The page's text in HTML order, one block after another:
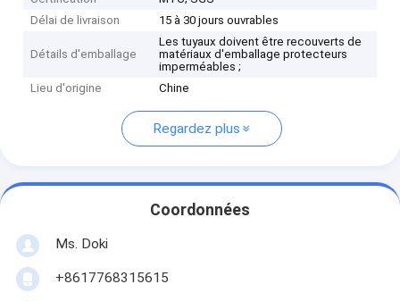
Délai de livraison
15 à 30 jours ouvrables
Détails d'emballage
Les tuyaux doivent être recouverts de
matériaux d'emballage protecteurs
imperméables ;
Lieu d'origine
Chine
Regardez plus
Coordonnées
Ms. Doki
+8617768315615